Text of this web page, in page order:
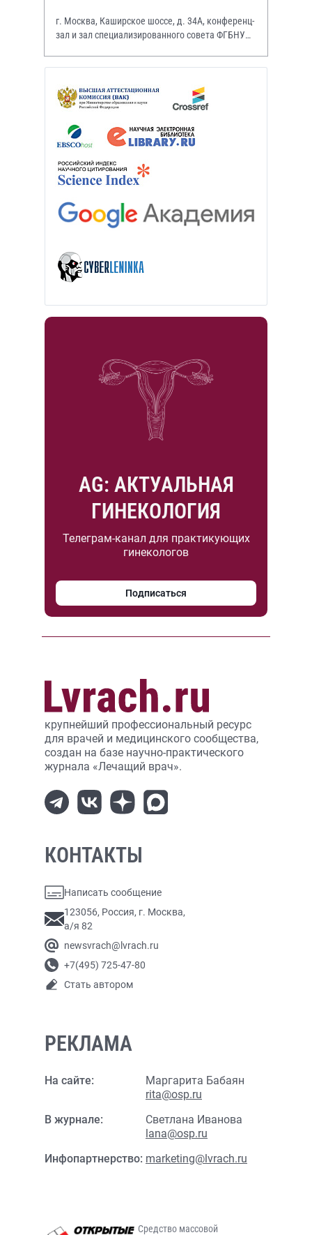
г. Москва, Каширское шоссе, д. 34А, конференц-
зал и зал специализированного совета ФГБНУ
AG: АКТУАЛЬНАЯ
ГИНЕКОЛОГИЯ
Телеграм-канал для практикующих
гинекологов
Подписаться
крупнейший профессиональный ресурс
для врачей и медицинского сообщества,
создан на базе научно-практического
журнала «Лечащий врач».
КОНТАКТЫ
Написать сообщение
123056, Россия, г. Москва,
а/я 82
newsvrach@lvrach.ru
+7(495) 725-47-80
Стать автором
РЕКЛАМА
На сайте:
Маргарита Бабаян
rita@osp.ru
В журнале:
Светлана Иванова
lana@osp.ru
Инфопартнерство: marketing@lvrach.ru
Средство массовой